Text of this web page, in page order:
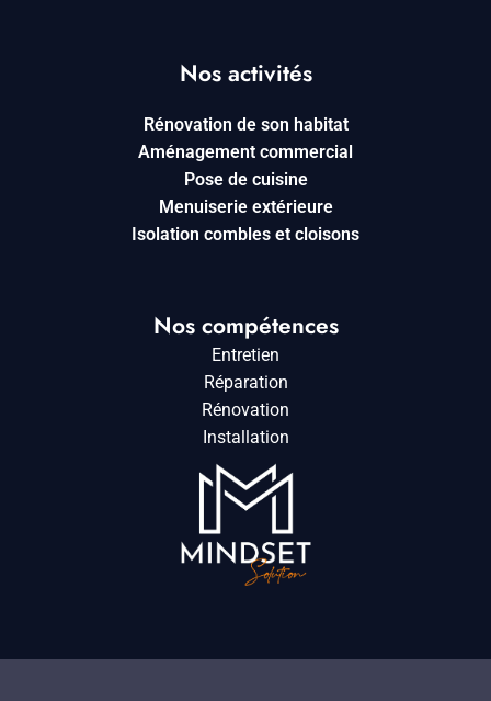
Nos activités
Rénovation de son habitat
Aménagement commercial
Pose de cuisine
Menuiserie extérieure
Isolation combles et cloisons
Nos compétences
Entretien
Réparation
Rénovation
Installation